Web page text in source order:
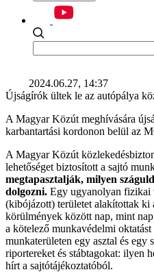
2024.06.27, 14:37
Újságírók ültek le az autópálya
A Magyar Közút meghívására
karbantartási kordonon belül az
A Magyar Közút
lehetőséget biztosított a sajtó
megtapasztalják, milyen
dolgozni. Egy ugyanolyan fizikai
(kibójázott) területet alakítottak
körülmények között nap, mint
a kötelező munkavédelmi
munkaterületen egy asztal és egy
riportereket és stábtagokat: ilyen
hírt a sajtótájékoztatóból.